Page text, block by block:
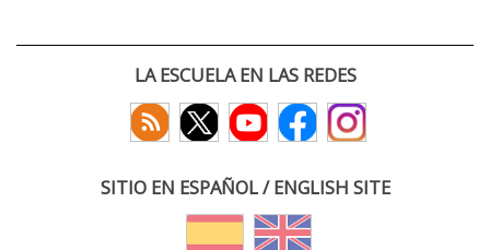
LA ESCUELA EN LAS REDES
SITIO EN ESPAÑOL / ENGLISH SITE